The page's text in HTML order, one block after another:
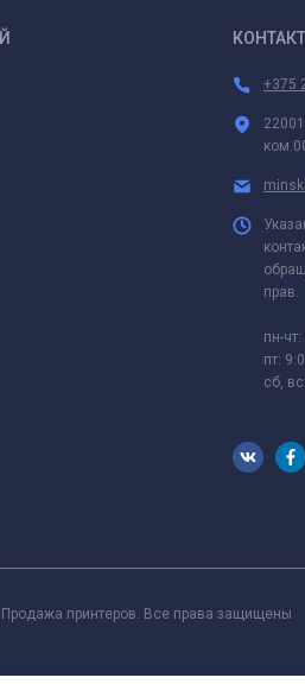
+375
прав.
пн-
пт:
сб,
принтеров. Все права защищены